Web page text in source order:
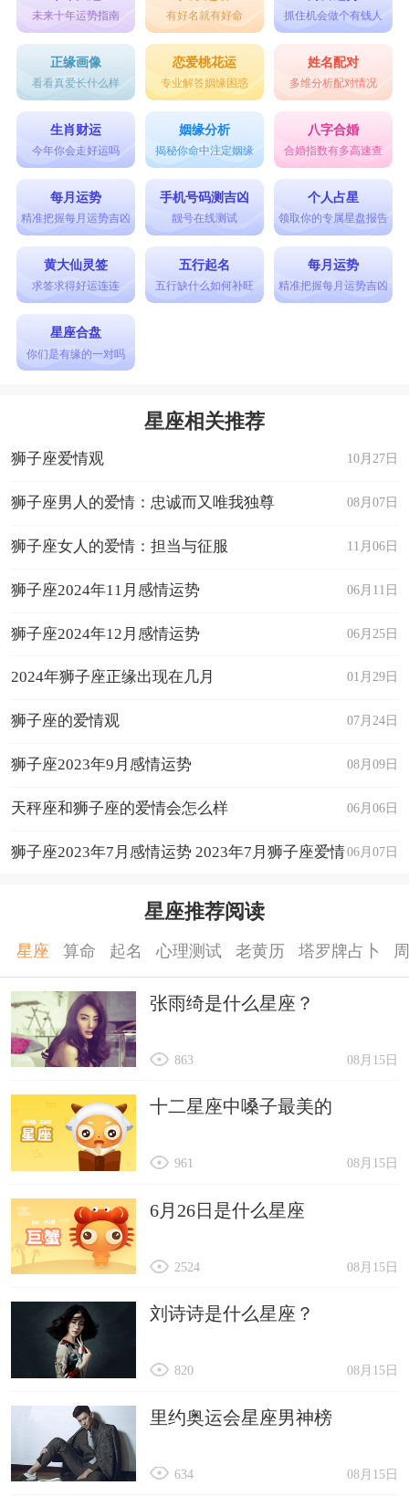
未来十年运势指南 有好名就有好命 抓住机会做个有钱人
正缘画像
看看真爱长什么样
恋爱桃花运
专业解答姻缘困惑
姓名配对
多维分析配对情况
生肖财运
今年你会走好运吗
姻缘分析
揭秘你命中注定姻缘
八字合婚
合婚指数有多高速查
每月运势
精准把握每月运势吉凶
手机号码测吉凶
靓号在线测试
个人占星
领取你的专属星盘报告
黄大仙灵签
求签求得好运连连
五行起名
五行缺什么如何补旺
每月运势
精准把握每月运势吉凶
星座合盘
你们是有缘的一对吗
星座相关推荐
10月27日
狮子座爱情观
08月07日
狮子座男人的爱情：忠诚而又唯我独尊
11月06日
狮子座女人的爱情：担当与征服
06月11日
狮子座2024年11月感情运势
06月25日
狮子座2024年12月感情运势
01月29日
2024年狮子座正缘出现在几月
07月24日
狮子座的爱情观
08月09日
狮子座2023年9月感情运势
06月06日
天秤座和狮子座的爱情会怎么样
06月07日
狮子座2023年7月感情运势 2023年7月狮子座爱情
星座推荐阅读
星座 算命 起名 心理测试 老黄历 塔罗牌占卜
张雨绮是什么星座？
08月15日
863
十二星座中嗓子最美的
08月15日
961
6月26日是什么星座
08月15日
2524
刘诗诗是什么星座？
08月15日
820
里约奥运会星座男神榜
08月15日
634